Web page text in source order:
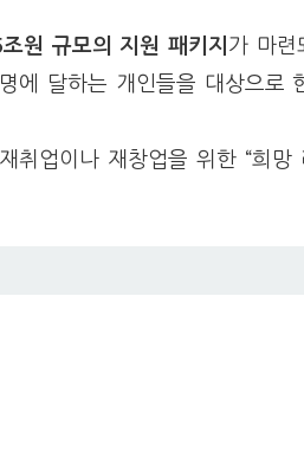
원 규모의 지원 패키지 가 마련
달하는 개인들을 대상으로
업이나 재창업을 위한 “희망